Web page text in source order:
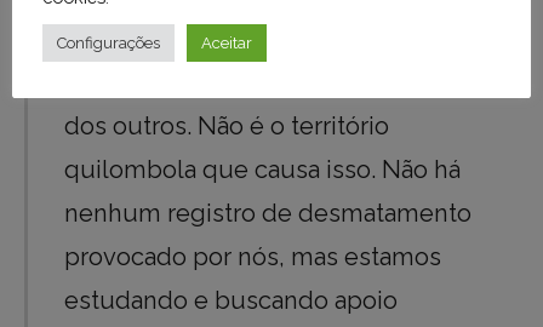
dos outros. Não é o território
quilombola que causa isso. Não há
nenhum registro de desmatamento
provocado por nós, mas estamos
estudando e buscando apoio
Configurações Aceitar